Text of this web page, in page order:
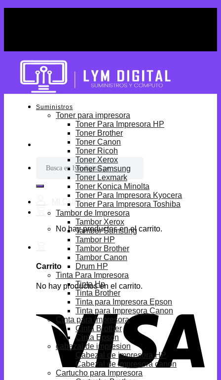
por:
No hay productos en el carrito.
Carrito
No hay productos en el carrito.
Suministros
Toner para impresora
Toner Para Impresora HP
Toner Brother
Toner Canon
Toner Ricoh
Toner Xerox
Toner Samsung
Toner Lexmark
Toner Konica Minolta
Toner Para Impresora Kyocera
Toner Para Impresora Toshiba
Tambor de Impresora
Tambor Xerox
Tambor Samsung
Tambor HP
Tambor Brother
Tambor Canon
Drum HP
Tinta Para Impresora
Tinta Hp
Tinta Brother
Tinta para Impresora Epson
Tinta para Impresora Canon
Cinta para impresora
Cinta Brother
Cinta Epson
cabezal de impresion
Cabezal de impresora HP
Cabezal de impresora canon
Cartucho para Impresora